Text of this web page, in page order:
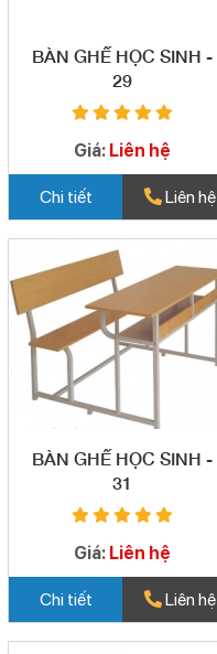
BÀN GHẾ HỌC SINH -
29
Giá: Liên hệ
Chi tiết Liên hệ
BÀN GHẾ HỌC SINH -
31
Giá: Liên hệ
Chi tiết Liên hệ